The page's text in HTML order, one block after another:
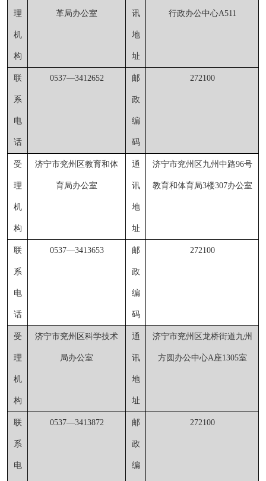
理
机
构
革局办公室 讯
地
址
行政办公中心A511
联
系
电
话
0537—3412652 邮
政
编
码
272100
受
理
机
构
济宁市兖州区教育和体
育局办公室
通
讯
地
址
济宁市兖州区九州中路96号
教育和体育局3楼307办公室
联
系
电
话
0537—3413653 邮
政
编
码
272100
受
理
机
构
济宁市兖州区科学技术
局办公室
通
讯
地
址
济宁市兖州区龙桥街道九州
方圆办公中心A座1305室
联
系
电
0537—3413872 邮
政
编
272100